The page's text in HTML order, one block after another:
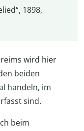
1898,
wird hier
beiden
handeln, im
sind.
beim